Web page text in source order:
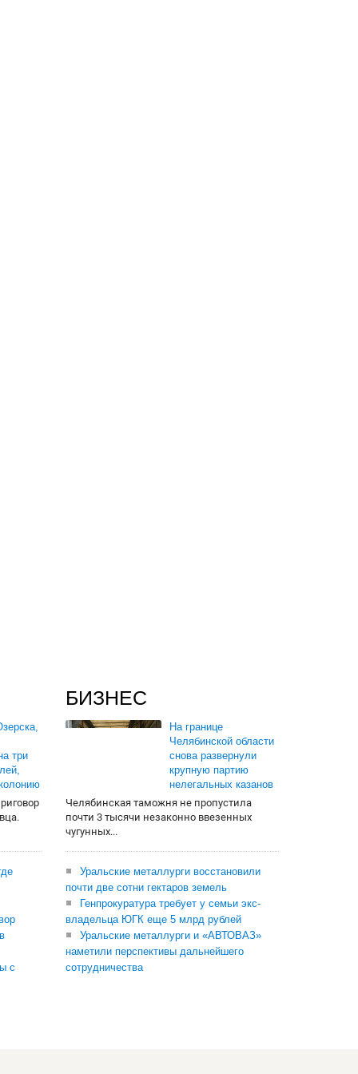
три
с
БИЗНЕС
На границе
Челябинской области
снова развернули
крупную партию
нелегальных казанов
Челябинская таможня не пропустила
почти 3 тысячи незаконно ввезенных
чугунных...
Уральские металлурги восстановили
почти две сотни гектаров земель
Генпрокуратура требует у семьи экс-
владельца ЮГК еще 5 млрд рублей
Уральские металлурги и «АВТОВАЗ»
наметили перспективы дальнейшего
сотрудничества